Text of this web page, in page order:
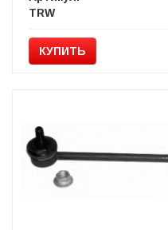
TRW
КУПИТЬ